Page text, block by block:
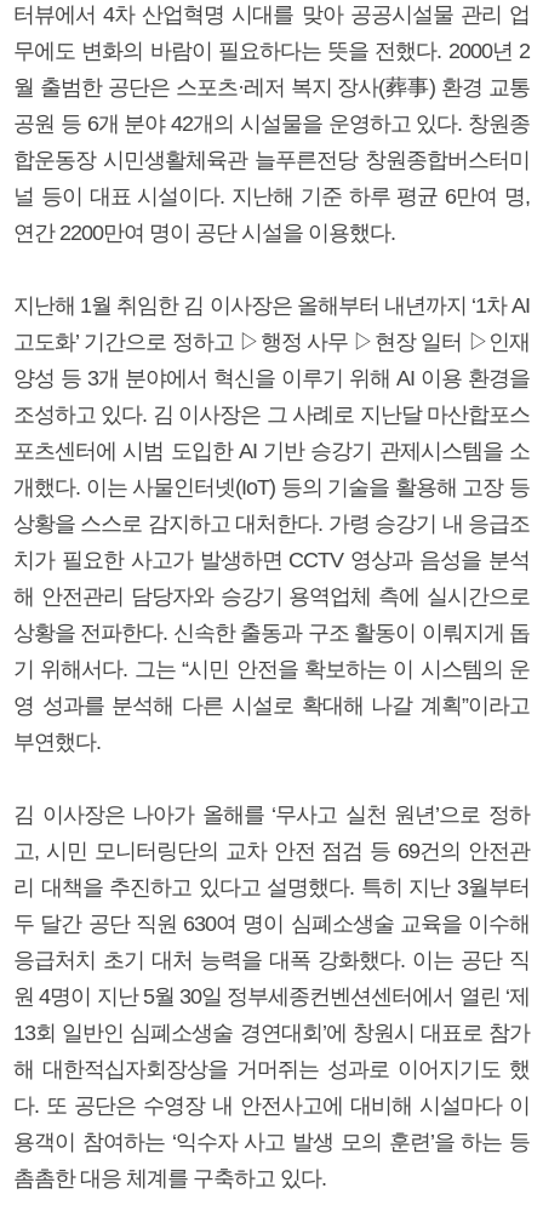
터뷰에서 4차 산업혁명 시대를 맞아 공공시설물 관리 업
무에도 변화의 바람이 필요하다는 뜻을 전했다. 2000년 2
월 출범한 공단은 스포츠·레저 복지 장사(葬事) 환경 교통
공원 등 6개 분야 42개의 시설물을 운영하고 있다. 창원종
합운동장 시민생활체육관 늘푸른전당 창원종합버스터미
널 등이 대표 시설이다. 지난해 기준 하루 평균 6만여 명,
연간 2200만여 명이 공단 시설을 이용했다.
지난해 1월 취임한 김 이사장은 올해부터 내년까지 ‘1차 AI
고도화’ 기간으로 정하고 ▷행정 사무 ▷현장 일터 ▷인재
양성 등 3개 분야에서 혁신을 이루기 위해 AI 이용 환경을
조성하고 있다. 김 이사장은 그 사례로 지난달 마산합포스
포츠센터에 시범 도입한 AI 기반 승강기 관제시스템을 소
개했다. 이는 사물인터넷(IoT) 등의 기술을 활용해 고장 등
상황을 스스로 감지하고 대처한다. 가령 승강기 내 응급조
치가 필요한 사고가 발생하면 CCTV 영상과 음성을 분석
해 안전관리 담당자와 승강기 용역업체 측에 실시간으로
상황을 전파한다. 신속한 출동과 구조 활동이 이뤄지게 돕
기 위해서다. 그는 “시민 안전을 확보하는 이 시스템의 운
영 성과를 분석해 다른 시설로 확대해 나갈 계획”이라고
부연했다.
김 이사장은 나아가 올해를 ‘무사고 실천 원년’으로 정하
고, 시민 모니터링단의 교차 안전 점검 등 69건의 안전관
리 대책을 추진하고 있다고 설명했다. 특히 지난 3월부터
두 달간 공단 직원 630여 명이 심폐소생술 교육을 이수해
응급처치 초기 대처 능력을 대폭 강화했다. 이는 공단 직
원 4명이 지난 5월 30일 정부세종컨벤션센터에서 열린 ‘제
13회 일반인 심폐소생술 경연대회’에 창원시 대표로 참가
해 대한적십자회장상을 거머쥐는 성과로 이어지기도 했
다. 또 공단은 수영장 내 안전사고에 대비해 시설마다 이
용객이 참여하는 ‘익수자 사고 발생 모의 훈련’을 하는 등
촘촘한 대응 체계를 구축하고 있다.